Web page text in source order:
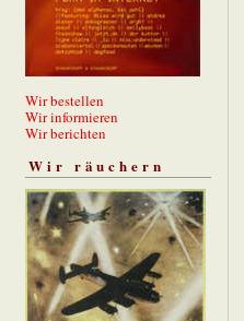
Wir bestellen
Wir informieren
Wir berichten
Wir räuchern